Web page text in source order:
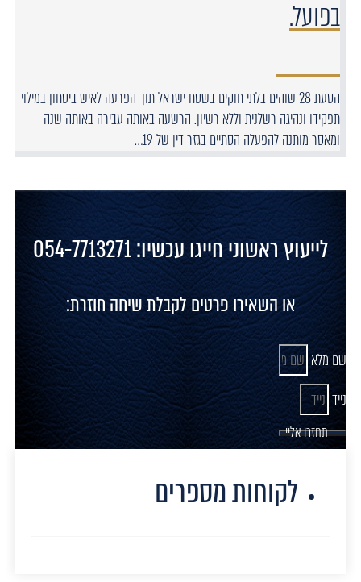
בפועל.
הסעת 28 שוהים בלתי חוקים בשטח ישראל תוך הפרעה לאיש ביטחון במילוי
תפקידו ונהיגה רשלנית וללא רשיון. הרשעה באותה עבירה באותה שנה
ומאסר מותנה להפעלה הסתיים בגזר דין של 19…
לייעוץ ראשוני חייגו עכשיו: 054-7713271
או השאירו פרטים לקבלת שיחה חוזרת:
שם מלא
נייד
תחזרו אליי
לקוחות מספרים